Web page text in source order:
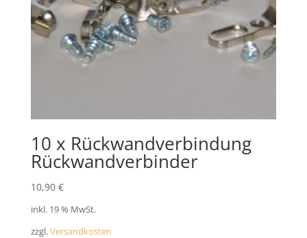
10 x Rückwandverbindung
Rückwandverbinder
10,90 €
inkl. 19 % MwSt.
zzgl.Versandkosten